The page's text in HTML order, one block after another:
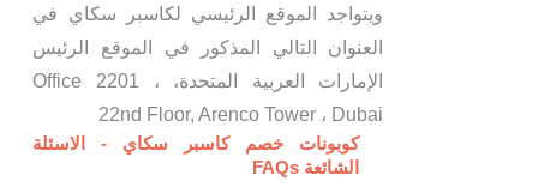
ويتواجد الموقع الرئيسي لكاسبر سكاي في
العنوان التالي المذكور في الموقع الرئيس
الإمارات العربية المتحدة، Office 2201 ،
22nd Floor, Arenco Tower ، Dubai
كوبونات خصم كاسبر سكاي - الاسئلة
الشائعة FAQs